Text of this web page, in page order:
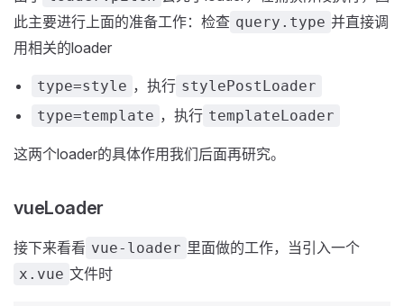
此主要进行上面的准备工作：检查 query.type 并直接调
用相关的loader
type=style ，执行 stylePostLoader
type=template ，执行 templateLoader
这两个loader的具体作用我们后面再研究。
vueLoader
接下来看看 vue-loader 里面做的工作，当引入一个
x.vue 文件时